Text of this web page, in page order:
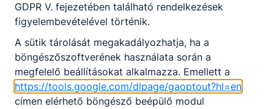
Partnereink
GDPR V. fejezetében található rendelkezések
figyelembevételével történik.
A sütik tárolását megakadályozhatja, ha a
böngészőszoftverének használata során a
megfelelő beállításokat alkalmazza. Emellett a
https://tools.google.com/dlpage/gaoptout?hl=en
címen elérhető böngésző beépülő modul